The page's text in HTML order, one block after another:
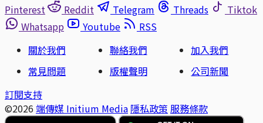
Pinterest
Reddit Telegram Threads
Tiktok
Whatsapp
Youtube
RSS
關於我們
聯絡我們
加入我們
常見問題
版權聲明
公司新聞
訂閱支持
©2026 端傳媒 Initium Media 隱私政策 服務條款